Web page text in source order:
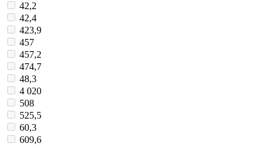
42,2
42,4
423,9
457
457,2
474,7
48,3
4 020
508
525,5
60,3
609,6